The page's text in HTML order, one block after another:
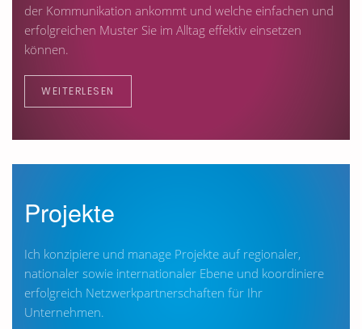
der Kommunikation ankommt und welche einfachen und
erfolgreichen Muster Sie im Alltag effektiv einsetzen
können.
WEITERLESEN
Projekte
Ich konzipiere und manage Projekte auf regionaler,
nationaler sowie internationaler Ebene und koordiniere
erfolgreich Netzwerkpartnerschaften für Ihr
Unternehmen.